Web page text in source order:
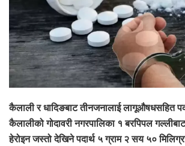
कैलाली र धादिङबाट तीनजनालाई लागूऔषधसहित
कैलालीको गोदावरी नगरपालिका १ बरपिपल
हेरोइन जस्तो देखिने पदार्थ ५ ग्राम २ सय ५०